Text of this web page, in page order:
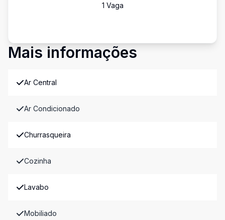
1 Vaga
Mais informações
Ar Central
Ar Condicionado
Churrasqueira
Cozinha
Lavabo
Mobiliado